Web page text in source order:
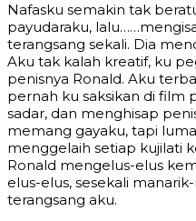
Nafasku semakin tak
payudaraku,
terangsang sekali. Dia
Aku tak kalah kreatif, ku
penisnya Ronald. Aku
pernah ku saksikan di film
sadar, dan menghisap
memang gayaku, tapi
menggelaih setiap kujilati
Ronald mengelus-elus
elus-elus, sesekali
terangsang aku.